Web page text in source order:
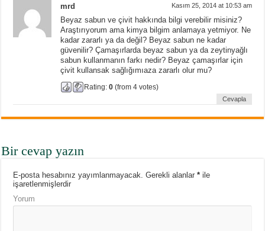
mrd Kasım 25, 2014 at 10:53 am
Beyaz sabun ve çivit hakkında bilgi verebilir misiniz?
Araştırıyorum ama kimya bilgim anlamaya yetmiyor. Ne
kadar zararlı ya da değil? Beyaz sabun ne kadar
güvenilir? Çamaşırlarda beyaz sabun ya da zeytinyağlı
sabun kullanmanın farkı nedir? Beyaz çamaşırlar için
çivit kullansak sağlığımıaza zararlı olur mu?
Rating:0 (from 4 votes)
Cevapla
Bir cevap yazın
E-posta hesabınız yayımlanmayacak. Gerekli alanlar* ile
işaretlenmişlerdir
Yorum